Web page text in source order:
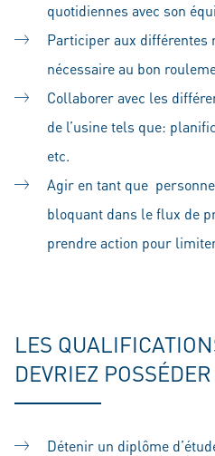
quotidiennes avec son
Participer aux différentes
nécessaire au bon
Collaborer avec les
de l’usine tels que:
etc.
Agir en tant que
bloquant dans le flux de
prendre action pour
LES
DEVRIEZ POSSÉDER
Détenir un diplôme